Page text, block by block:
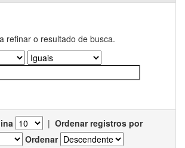
refinar o resultado de busca.
| Ordenar registros por
Ordenar